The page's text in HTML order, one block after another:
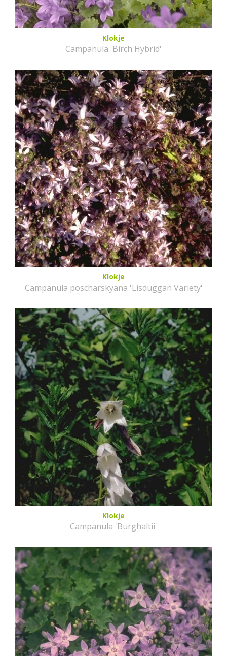
Klokje
Campanula 'Birch Hybrid'
Klokje
Campanula poscharskyana 'Lisduggan Variety'
Klokje
Campanula 'Burghaltii'